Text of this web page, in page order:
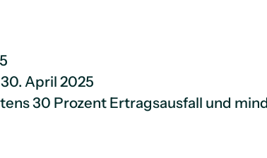
April 2025
30 Prozent Ertragsausfall und